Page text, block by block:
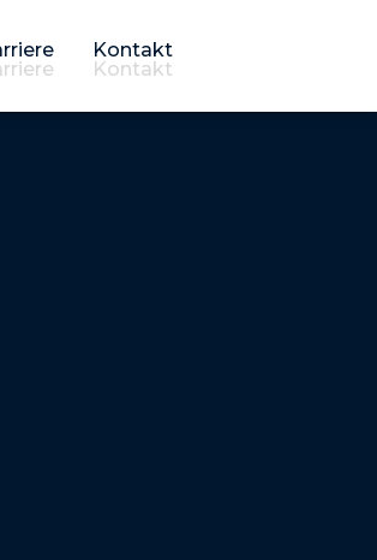
Kontakt
Kontakt